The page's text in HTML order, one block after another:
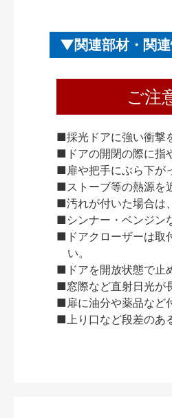
関連部材・関
ご注
■採光ドアに強い衝撃
■ドアの開閉の際に指
■扉や把手にぶら下が
■ストーブ等の熱源を
■汚れが付いた場合は
■シンナー・ベンジン
■ドアクローザーは取
い。
■ドアを開放状態で止
■窓際など直射日光が
■扉に油分や薬品など
■上り口など段差のあ